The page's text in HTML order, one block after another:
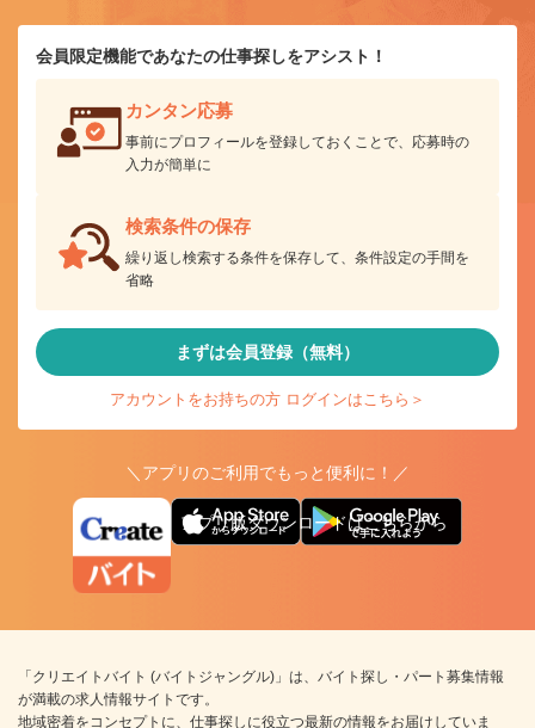
会員限定機能であなたの仕事探しをアシスト！
カンタン応募
事前にプロフィールを登録しておくことで、応募時の
入力が簡単に
検索条件の保存
繰り返し検索する条件を保存して、条件設定の手間を
省略
まずは会員登録（無料）
アカウントをお持ちの方 ログインはこちら＞
＼アプリのご利用でもっと便利に！／
アプリ版ダウンロードはこちらから
「クリエイトバイト (バイトジャングル)」は、バイト探し・パート募集情報
が満載の求人情報サイトです。
地域密着をコンセプトに、仕事探しに役立つ最新の情報をお届けしていま